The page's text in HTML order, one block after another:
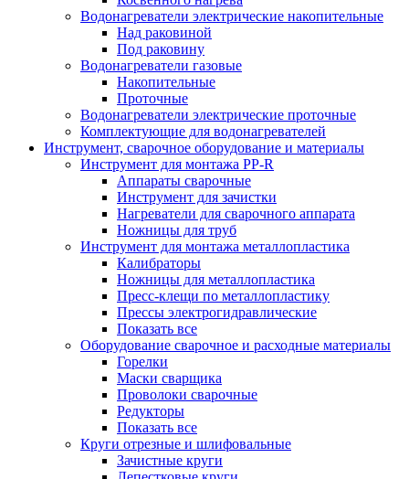
Водонагреватели электрические накопительные
Над раковиной
Под раковину
Водонагреватели газовые
Накопительные
Проточные
Водонагреватели электрические проточные
Комплектующие для водонагревателей
Инструмент, сварочное оборудование и материалы
Инструмент для монтажа PP-R
Аппараты сварочные
Инструмент для зачистки
Нагреватели для сварочного аппарата
Ножницы для труб
Инструмент для монтажа металлопластика
Калибраторы
Ножницы для металлопластика
Пресс-клещи по металлопластику
Прессы электрогидравлические
Показать все
Оборудование сварочное и расходные материалы
Горелки
Маски сварщика
Проволоки сварочные
Редукторы
Показать все
Круги отрезные и шлифовальные
Зачистные круги